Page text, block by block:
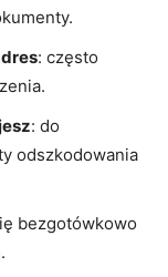
: często
: do
odszkodowania
bezgotówkowo